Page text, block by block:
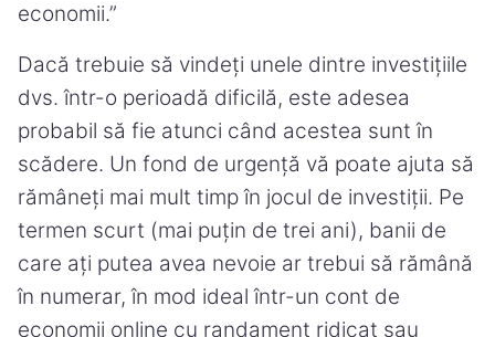
economii.”
Dacă trebuie să vindeți unele dintre investițiile
dvs. într-o perioadă dificilă, este adesea
probabil să fie atunci când acestea sunt în
scădere. Un fond de urgență vă poate ajuta să
rămâneți mai mult timp în jocul de investiții. Pe
termen scurt (mai puțin de trei ani), banii de
care ați putea avea nevoie ar trebui să rămână
în numerar, în mod ideal într-un cont de
economii online cu randament ridicat sau